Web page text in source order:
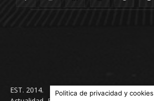
EST. 2014.
Politica de privacidad y cookies